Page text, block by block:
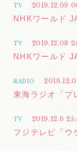
TV
2019.12.09
NHKワールド
TV
2019.12.08
NHKワールド
RADIO
東海ラジオ「プ
TV
2019.12.6
フジテレビ「ウ